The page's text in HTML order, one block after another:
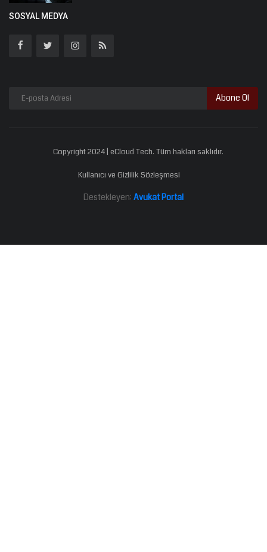
SOSYAL MEDYA
Abone Ol
Copyright 2024 | eCloud Tech. Tüm hakları saklıdır.
Kullanıcı ve Gizlilik Sözleşmesi
Destekleyen: Avukat Portal